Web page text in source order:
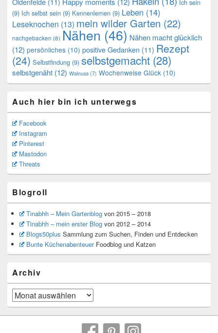
Ich sein
(9) Ich selbst sein (9) Kennenlernen (9) Leben (14)
Leseknochen (13) mein wilder Garten (22)
nachgebacken (8) Nähen (46) Nähen macht glücklich
(12) persönliches (10) positive Gedanken (11) Rezept
(24) Selbstfindung (9) selbstgemacht (28)
selbstgenäht (12) Walnuss (7) Wochenweise Glück (10)
Auch hier bin ich unterwegs
Facebook
Instagram
Pinterest
Mastodon
Threats
Blogroll
Tinabhh – Mein Gartenblogvon 2015 – 2018
Tinabhh – mein erster Blogvon 2012 – 2014
Blogs50plus Sammlung zum Suchen, Finden und Entdecken
Bunte KüchenabenteuerFoodblog und Katzen
Archiv
Archiv